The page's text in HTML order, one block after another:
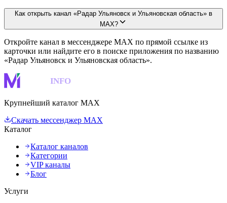
Как открыть канал «Радар Ульяновск и Ульяновская область» в
MAX?
Откройте канал в мессенджере MAX по прямой ссылке из
карточки или найдите его в поиске приложения по названию
«Радар Ульяновск и Ульяновская область».
INFO
Крупнейший каталог MAX
Скачать мессенджер MAX
Каталог
Каталог каналов
Категории
VIP каналы
Блог
Услуги